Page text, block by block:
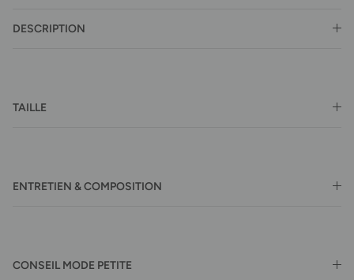
DESCRIPTION
TAILLE
ENTRETIEN & COMPOSITION
CONSEIL MODE PETITE